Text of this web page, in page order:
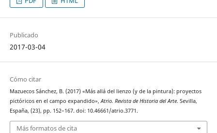
Publicado
2017-03-04
Cómo citar
Mazuecos Sánchez, B. (2017) «Más allá del lienzo (y de la pintura): proyectos
pictóricos en el campo expandido»,Atrio. Revista de Historia del Arte. Sevilla,
España, (23), pp. 152–167. doi: 10.46661/atrio.3771.
Más formatos de cita